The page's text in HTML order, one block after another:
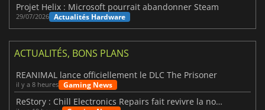
Projet Helix : Microsoft pourrait abandonner Steam
29/07/2026 Actualités Hardware
ACTUALITÉS, BONS PLANS
REANIMAL lance officiellement le DLC The Prisoner
il y a 8 heures Gaming News
ReStory : Chill Electronics Repairs fait revivre la nostalgie des années 2000